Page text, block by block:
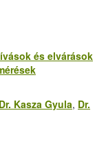
és elvárások
Dr. Kasza Gyula, Dr.